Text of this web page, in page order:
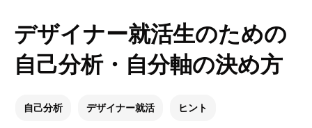
デザイナー就活生のための
自己分析・自分軸の決め方
自己分析 デザイナー就活 ヒント